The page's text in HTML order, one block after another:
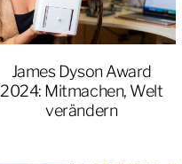
James Dyson Award
2024: Mitmachen, Welt
verändern